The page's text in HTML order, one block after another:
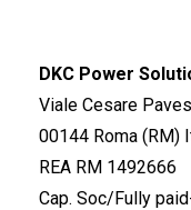
DKC Power
Viale Cesare
00144 Roma (RM)
REA RM 1492666
Cap. Soc/Fully